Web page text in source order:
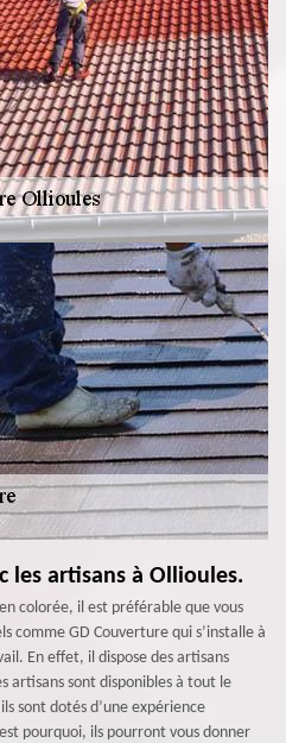
les artisans à Ollioules.
colorée, il est préférable que vous
comme GD Couverture qui s’installe à
En effet, il dispose des artisans
artisans sont disponibles à tout le
sont dotés d’une expérience
pourquoi, ils pourront vous donner